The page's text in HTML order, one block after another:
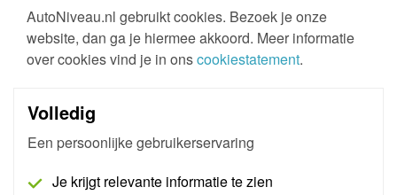
AutoNiveau.nl gebruikt cookies. Bezoek je onze
website, dan ga je hiermee akkoord. Meer informatie
over cookies vind je in onscookiestatement.
Volledig
Een persoonlijke gebruikerservaring
Je krijgt relevante informatie te zien
Interessant voor jou